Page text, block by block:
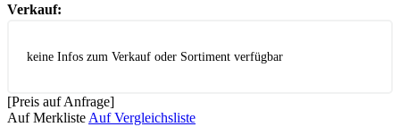
Verkauf:
keine Infos zum Verkauf oder Sortiment verfügbar
[Preis auf Anfrage]
Auf Merkliste Auf Vergleichsliste